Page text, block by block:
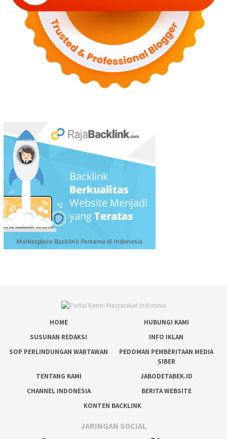
HOME
HUBUNGI KAMI
SUSUNAN REDAKSI
INFO IKLAN
SOP PERLINDUNGAN WARTAWAN
PEDOMAN PEMBERITAAN MEDIA
SIBER
TENTANG KAMI
JABODETABEK.ID
CHANNEL INDONESIA
BERITA WEBSITE
KONTEN BACKLINK
JARINGAN SOCIAL